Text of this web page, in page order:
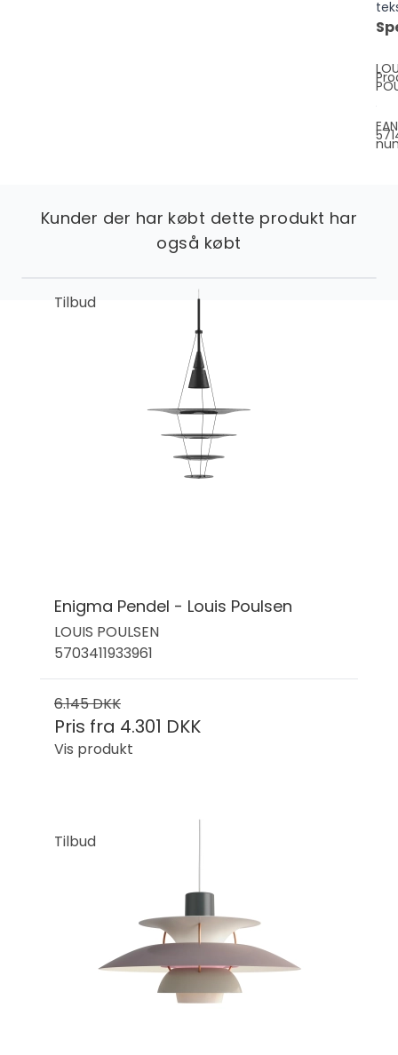
Kunder der har købt dette produkt har
også købt
Tilbud
Enigma Pendel - Louis Poulsen
LOUIS POULSEN
5703411933961
6.145 DKK
Pris fra 4.301 DKK
Vis produkt
Tilbud